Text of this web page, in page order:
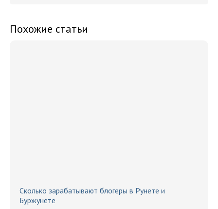
Похожие статьи
Сколько зарабатывают блогеры в Рунете и
Буржунете